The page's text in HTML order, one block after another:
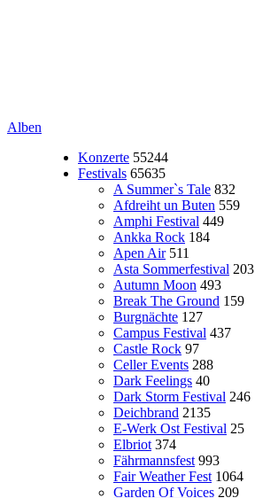
Alben
Konzerte 55244
Festivals 65635
A Summer`s Tale 832
Afdreiht un Buten 559
Amphi Festival 449
Ankka Rock 184
Apen Air 511
Asta Sommerfestival 203
Autumn Moon 493
Break The Ground 159
Burgnächte 127
Campus Festival 437
Castle Rock 97
Celler Events 288
Dark Feelings 40
Dark Storm Festival 246
Deichbrand 2135
E-Werk Ost Festival 25
Elbriot 374
Fährmannsfest 993
Fair Weather Fest 1064
Garden Of Voices 209